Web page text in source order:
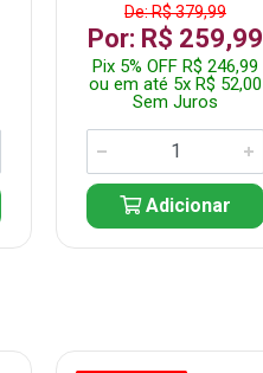
De: R$ 379,99
Por: R$ 259,99
Pix 5% OFF R$ 246,99
ou em até 5x R$ 52,00
Sem Juros
Adicionar